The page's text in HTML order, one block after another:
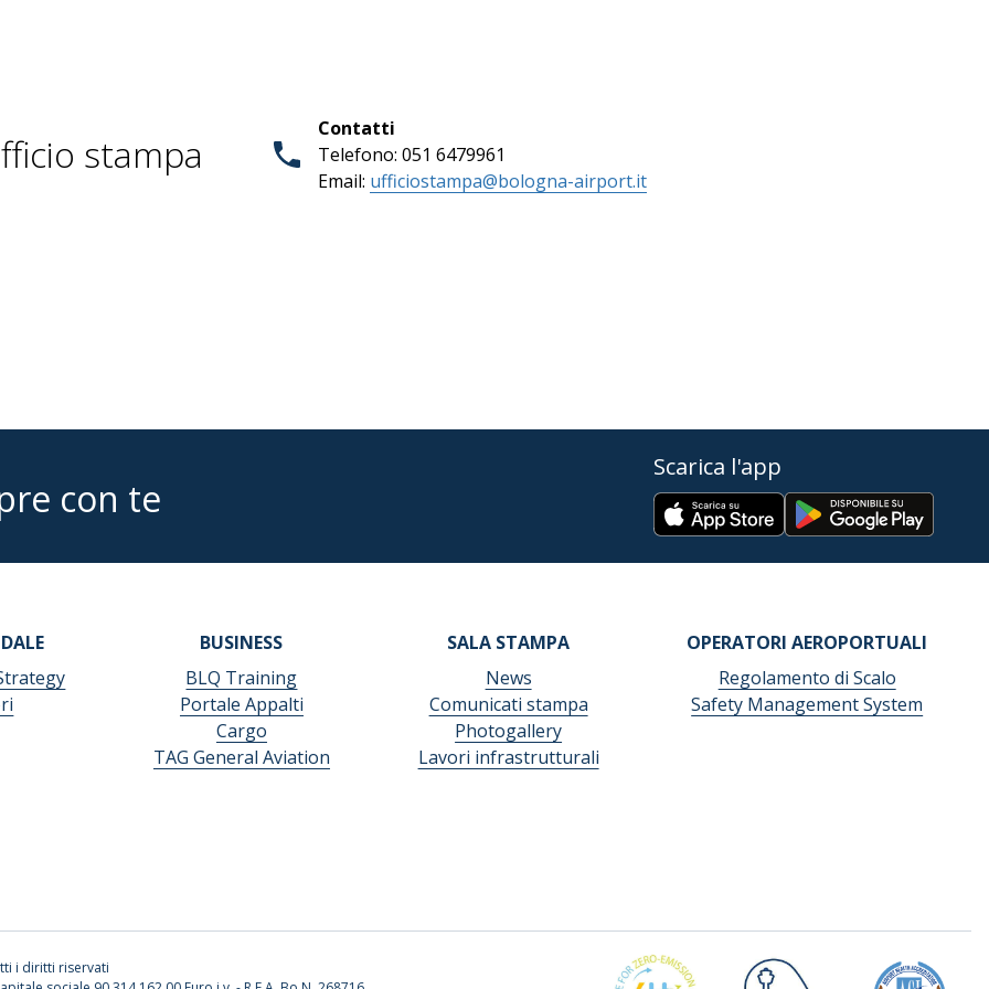
stampa
Contatti
Telefono: 051 6479961
Email: ufficiostampa@bologna-airport.it
con te
Scarica l'app
BUSINESS
BLQ Training
Portale Appalti
Cargo
TAG General Aviation
SALA STAMPA
News
Comunicati stampa
Photogallery
Lavori infrastrutturali
OPERATORI AEROPORTUALI
Regolamento di Scalo
Safety Management System
i diritti riservati